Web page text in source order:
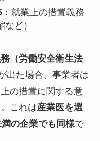
：就業上の措置義務
ど）
（労働安全衛生法
出た場合、事業者は
の措置に関する意
これは産業医を選
の企業でも同様で